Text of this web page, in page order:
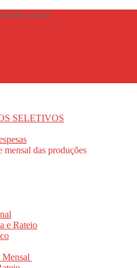
SELETIVOS
das produções
e Rateio